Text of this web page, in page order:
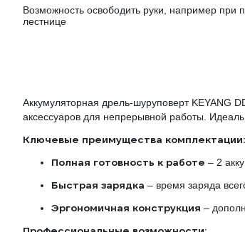
Возможность освободить руки, например при
лестнице
Аккумуляторная дрель-шуруповерт KEYANG
аксессуаров для непрерывной работы.
Ключевые преимущества комплектации:
Полная готовность к работе – 2
Быстрая зарядка – время заряда
Эргономичная конструкция –